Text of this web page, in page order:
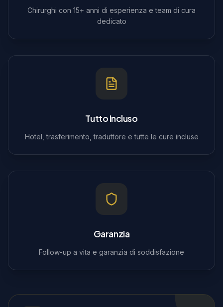
Chirurghi con 15+ anni di esperienza e team di cura
dedicato
Tutto Incluso
Hotel, trasferimento, traduttore e tutte le cure incluse
Garanzia
Follow-up a vita e garanzia di soddisfazione